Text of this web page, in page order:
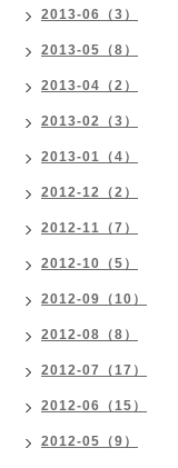
2013-06（3）
2013-05（8）
2013-04（2）
2013-02（3）
2013-01（4）
2012-12（2）
2012-11（7）
2012-10（5）
2012-09（10）
2012-08（8）
2012-07（17）
2012-06（15）
2012-05（9）